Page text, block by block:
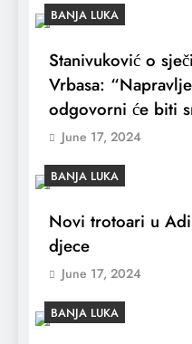
BANJA LUKA
Stanivuković o
Vrbasa:
odgovorni će biti
June 17, 2024
BANJA LUKA
Novi trotoari u
djece
June 17, 2024
BANJA LUKA